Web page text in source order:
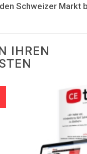
Schweizer Markt
IHREN